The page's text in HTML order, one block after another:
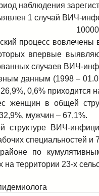
наблюдения
1 случай ВИЧ-
процесс вовлечены
впервые
случаев ВИЧ-
данным (1998 –
0,6% приходится
женщин в общей
мужчин – 67,1%.
структуре ВИЧ-
специальностей
по
на территории 23-х